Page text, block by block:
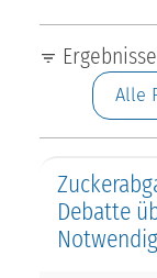
Alle
Debatte